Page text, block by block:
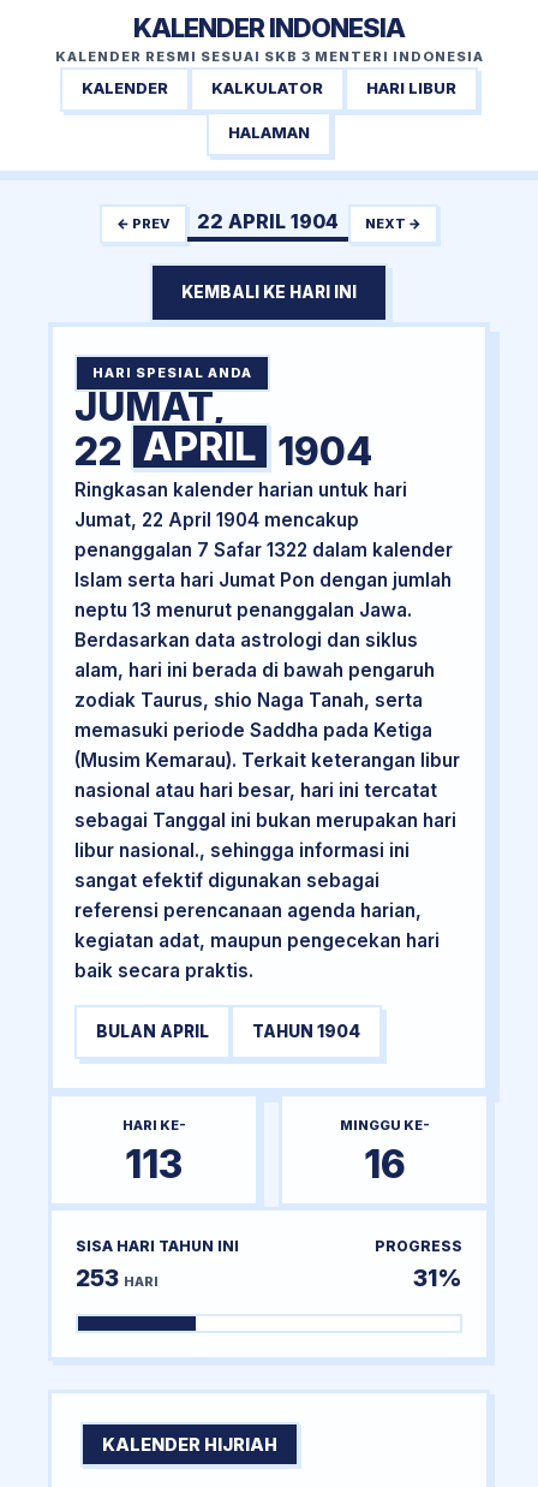
KALENDER INDONESIA
KALENDER RESMI SESUAI SKB 3 MENTERI INDONESIA
KALENDER KALKULATOR HARI LIBUR
HALAMAN
← PREV 22 APRIL 1904 NEXT →
KEMBALI KE HARI INI
HARI SPESIAL ANDA
JUMAT,
22 APRIL 1904
Ringkasan kalender harian untuk hari
Jumat, 22 April 1904 mencakup
penanggalan 7 Safar 1322 dalam kalender
Islam serta hari Jumat Pon dengan jumlah
neptu 13 menurut penanggalan Jawa.
Berdasarkan data astrologi dan siklus
alam, hari ini berada di bawah pengaruh
zodiak Taurus, shio Naga Tanah, serta
memasuki periode Saddha pada Ketiga
(Musim Kemarau). Terkait keterangan libur
nasional atau hari besar, hari ini tercatat
sebagai Tanggal ini bukan merupakan hari
libur nasional., sehingga informasi ini
sangat efektif digunakan sebagai
referensi perencanaan agenda harian,
kegiatan adat, maupun pengecekan hari
baik secara praktis.
BULAN APRIL TAHUN 1904
HARI KE-
113
MINGGU KE-
16
SISA HARI TAHUN INI
253 HARI
PROGRESS
31%
KALENDER HIJRIAH